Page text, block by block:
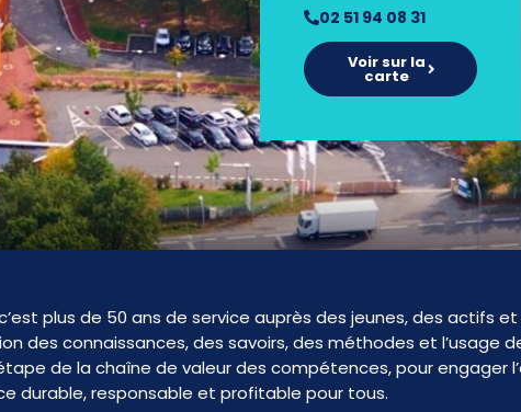
02 51 94 08 31
Voir sur la
carte
plus de 50 ans de service auprès des jeunes, des actifs
des connaissances, des savoirs, des méthodes et l’usage
de la chaîne de valeur des compétences, pour engager
durable, responsable et profitable pour tous.